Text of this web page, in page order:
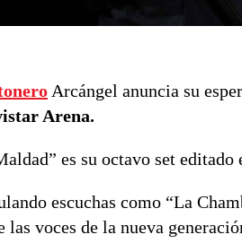
Arcángel anuncia su
Arena.
es su octavo set editado
escuchas como “La
voces de la nueva